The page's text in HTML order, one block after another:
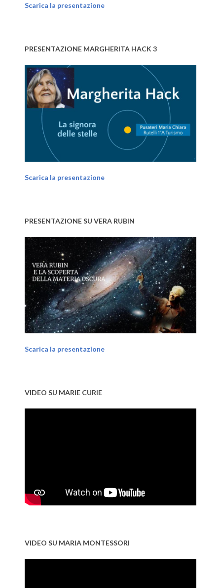
Scarica la presentazione
PRESENTAZIONE MARGHERITA HACK 3
Scarica la presentazione
PRESENTAZIONE SU VERA RUBIN
Scarica la presentazione
VIDEO SU MARIE CURIE
VIDEO SU MARIA MONTESSORI